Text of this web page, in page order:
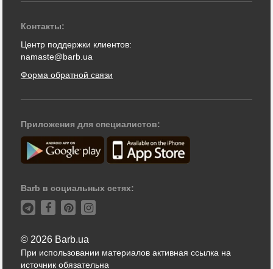
Контакты:
Центр поддержки клиентов:
namaste@barb.ua
Форма обратной связи
Приложения для специалистов:
Barb в социальных сетях:
© 2026 Barb.ua
При использовании материалов активная ссылка на
источник обязательна